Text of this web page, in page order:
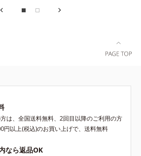
は、全国送料無料、2回目以降のご利用の方
円以上(税込)のお買い上げで、送料無料
なら返品OK